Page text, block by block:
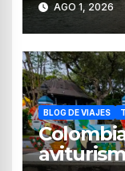
AGO 1, 2026
BLOG DE VIAJES